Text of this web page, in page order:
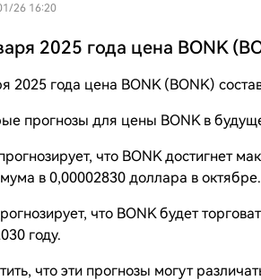
26 16:20
2025 года цена BONK
2025 года цена BONK (BONK)
прогнозы для цены BONK в
что BONK достигнет
в 0,00002830 доллара в октябре.
что BONK будет
году.
что эти прогнозы могут